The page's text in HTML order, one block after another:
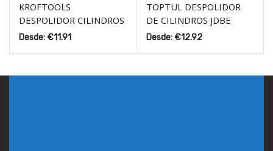
KROFTOOLS
DESPOLIDOR CILINDROS
Desde: €11.91
TOPTUL DESPOLIDOR
DE CILINDROS JDBE
Desde: €12.92